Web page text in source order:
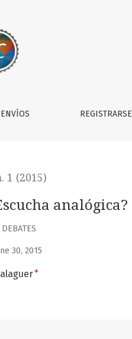
ENVÍOS REGISTRARSE
1 (2015)
analógica?
30, 2015
+